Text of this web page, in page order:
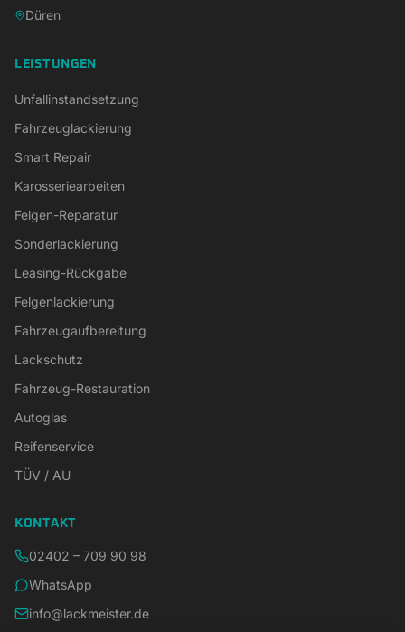
Düren
LEISTUNGEN
Unfallinstandsetzung
Fahrzeuglackierung
Smart Repair
Karosseriearbeiten
Felgen-Reparatur
Sonderlackierung
Leasing-Rückgabe
Felgenlackierung
Fahrzeugaufbereitung
Lackschutz
Fahrzeug-Restauration
Autoglas
Reifenservice
TÜV / AU
KONTAKT
02402 – 709 90 98
WhatsApp
info@lackmeister.de